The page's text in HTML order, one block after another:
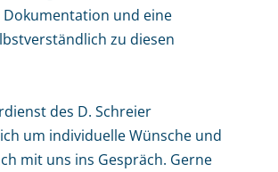
und eine
zu diesen
des D. Schreier
um individuelle Wünsche und
mit uns ins Gespräch. Gerne